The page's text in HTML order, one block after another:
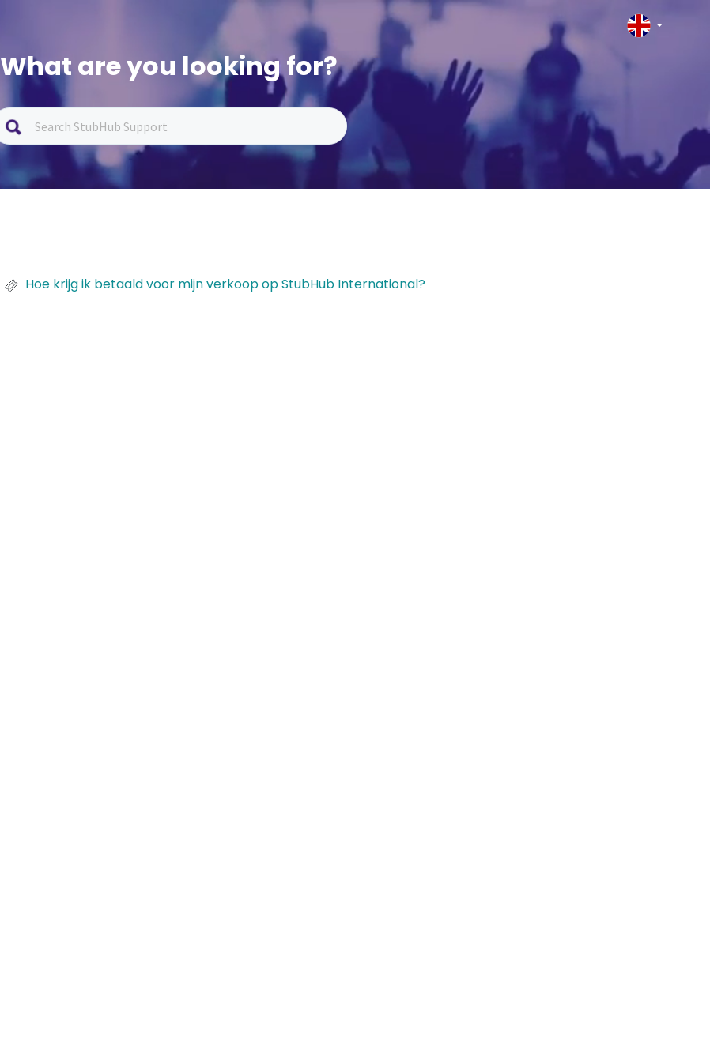
What are you looking for?
Hoe krijg ik betaald voor mijn verkoop op StubHub International?